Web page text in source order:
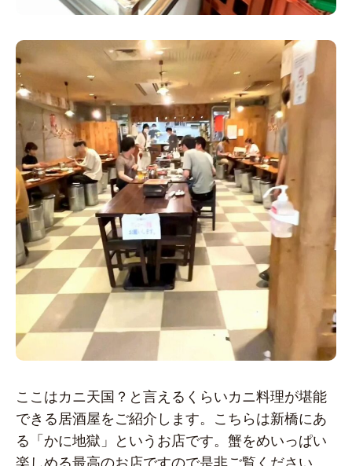
ここはカニ天国？と言えるくらいカニ料理が堪能
できる居酒屋をご紹介します。こちらは新橋にあ
る「かに地獄」というお店です。蟹をめいっぱい
楽しめる最高のお店ですので是非ご覧ください。